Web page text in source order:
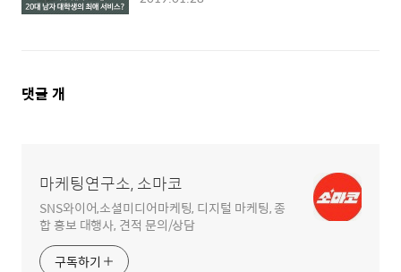
댓
댓글 개
마케팅연구소, 소마코
SNS와이어,소셜미디어마케팅, 디지털 마케팅, 종
합 홍보 대행사, 견적 문의/상담
구독하기